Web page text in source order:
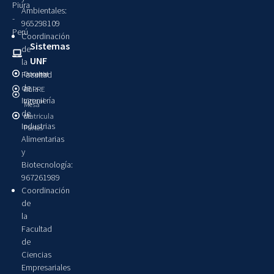
Piura
-
Perú
Sistemas
UNF
Intranet
Aula
Virtual
Matricula
Docente
CEPRE
Mesa
de
Partes
Ambientales:
965298109
Coordinación
de
la
Facultad
de
Ingeniería
de
Industrias
Alimentarias
y
Biotecnología:
967261989
Coordinación
de
la
Facultad
de
Ciencias
Empresariales